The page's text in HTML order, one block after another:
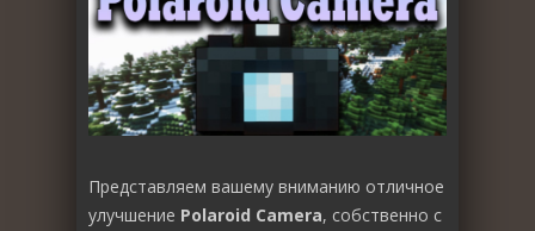
Представляем вашему вниманию отличное
улучшение Polaroid Camera, собственно с